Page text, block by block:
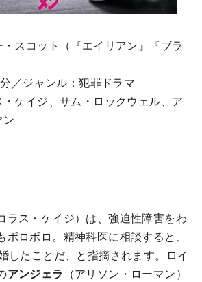
スコット（『エイリアン』『ブラ
／ジャンル：犯罪ドラマ
ケイジ、サム・ロックウェル、ア
ン
ラス・ケイジ）は、強迫性障害をわ
ロボロ。精神科医に相談すると、
したことだ、と指摘されます。ロイ
アンジェラ （アリソン・ローマン）